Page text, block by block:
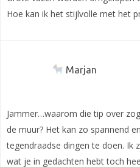
Hoe kan ik het stijlvolle met het
Marjan
Jammer…waarom die tip over
de muur? Het kan zo spannend
tegendraadse dingen te doen. Ik
wat je in gedachten hebt toch